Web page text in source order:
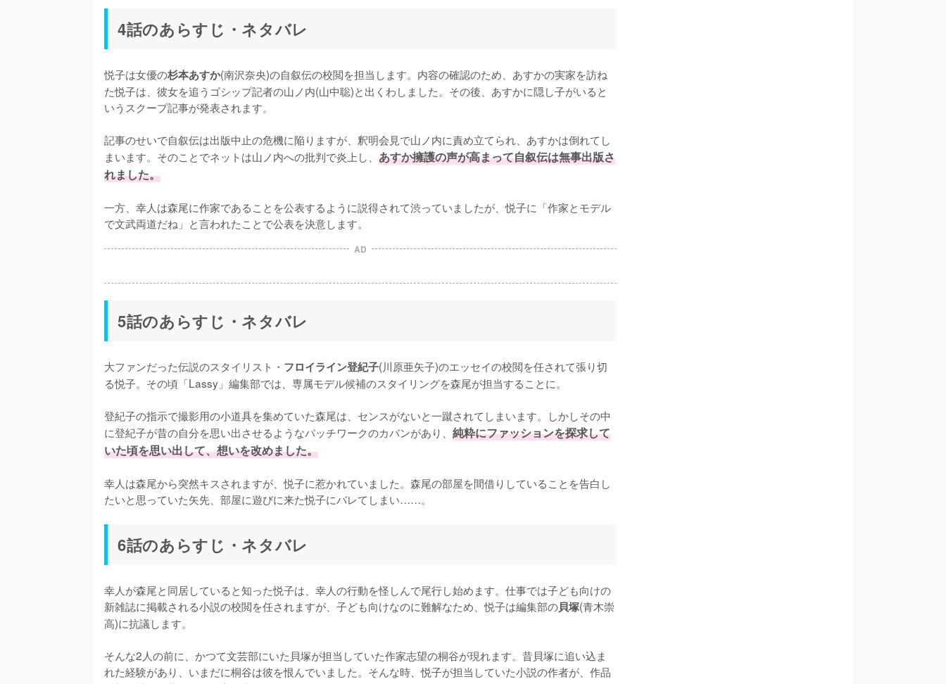
4話のあらすじ・ネタバレ
悦子は女優の杉本あすか(南沢奈央)の自叙伝の校閲を担当します。内容の確認のため、あすかの実家を訪ね
た悦子は、彼女を追うゴシップ記者の山ノ内(山中聡)と出くわしました。その後、あすかに隠し子がいると
いうスクープ記事が発表されます。
記事のせいで自叙伝は出版中止の危機に陥りますが、釈明会見で山ノ内に責め立てられ、あすかは倒れてし
まいます。そのことでネットは山ノ内への批判で炎上し、 あすか擁護の声が高まって自叙伝は無事出版さ
れました。
一方、幸人は森尾に作家であることを公表するように説得されて渋っていましたが、悦子に「作家とモデル
で文武両道だね」と言われたことで公表を決意します。
AD
5話のあらすじ・ネタバレ
大ファンだった伝説のスタイリスト・ フロイライン登紀子(川原亜矢子)のエッセイの校閲を任されて張り切
る悦子。その頃「Lassy」編集部では、専属モデル候補のスタイリングを森尾が担当することに。
登紀子の指示で撮影用の小道具を集めていた森尾は、センスがないと一蹴されてしまいます。しかしその中
に登紀子が昔の自分を思い出させるようなパッチワークのカバンがあり、 純粋にファッションを探求して
いた頃を思い出して、想いを改めました。
幸人は森尾から突然キスされますが、悦子に惹かれていました。森尾の部屋を間借りしていることを告白し
たいと思っていた矢先、部屋に遊びに来た悦子にバレてしまい……。
6話のあらすじ・ネタバレ
幸人が森尾と同居していると知った悦子は、幸人の行動を怪しんで尾行し始めます。仕事では子ども向けの
新雑誌に掲載される小説の校閲を任されますが、子ども向けなのに難解なため、悦子は編集部の貝塚(青木崇
高)に抗議します。
そんな2人の前に、かつて文芸部にいた貝塚が担当していた作家志望の桐谷が現れます。昔貝塚に追い込ま
れた経験があり、いまだに桐谷は彼を恨んでいました。そんな時、悦子が担当していた小説の作者が、作品